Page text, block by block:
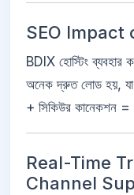
SEO Impact
BDIX হোস্টিং ব্যবহার
অনেক দ্রুত লোড হয়, যা
+ সিকিউর কানেকশন
Real-Time
Channel